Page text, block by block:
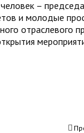
–
и молодые
отраслевого